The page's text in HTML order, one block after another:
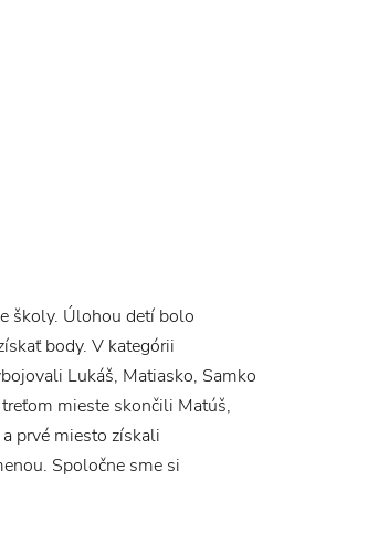
školy. Úlohou detí bolo
body. V kategórii
Lukáš, Matiasko, Samko
mieste skončili Matúš,
prvé miesto získali
Spoločne sme si